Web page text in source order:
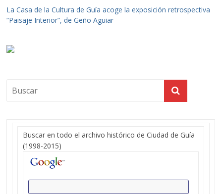
La Casa de la Cultura de Guía acoge la exposición retrospectiva
“Paisaje Interior”, de Geño Aguiar
Buscar en todo el archivo histórico de Ciudad de Guía
(1998-2015)